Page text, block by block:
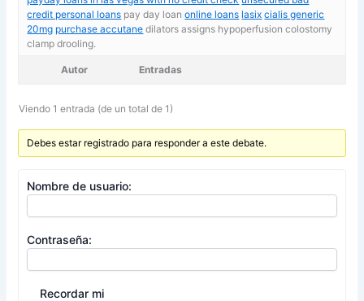
credit personal loans pay day loanonline loans lasix cialis generic
20mg purchase accutane dilators assigns hypoperfusion colostomy
clamp drooling.
Autor Entradas
Viendo 1 entrada (de un total de 1)
Debes estar registrado para responder a este debate.
Nombre de usuario:
Contraseña:
Recordar mi